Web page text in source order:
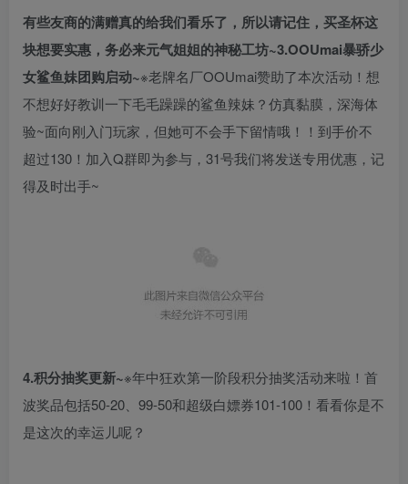
有些友商的满赠真的给我们看乐了，所以请记住，买圣杯这
块想要实惠，务必来元气姐姐的神秘工坊~3.OOUmai暴骄少
女鲨鱼妹团购启动~※老牌名厂OOUmai赞助了本次活动！想
不想好好教训一下毛毛躁躁的鲨鱼辣妹？仿真黏膜，深海体
验~面向刚入门玩家，但她可不会手下留情哦！！到手价不
超过130！加入Q群即为参与，31号我们将发送专用优惠，记
得及时出手~
4.积分抽奖更新~※年中狂欢第一阶段积分抽奖活动来啦！首
波奖品包括50-20、99-50和超级白嫖券101-100！看看你是不
是这次的幸运儿呢？